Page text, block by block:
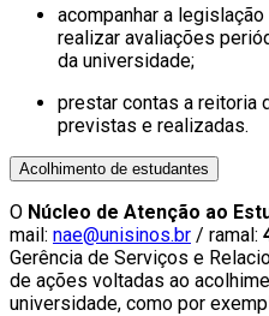
acompanhar a
realizar avaliações
da universidade;
prestar contas a reitoria
previstas e realizadas.
Acolhimento de estudantes
O Núcleo de Atenção ao
mail: nae@unisinos.br / ramal:
Gerência de Serviços e
de ações voltadas ao
universidade, como por